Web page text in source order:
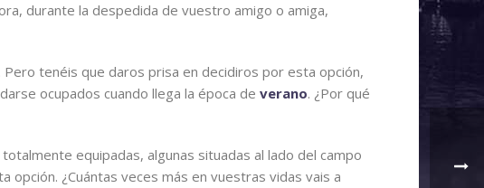
durante la despedida de vuestro amigo o amiga,
tenéis que daros prisa en decidiros por esta opción,
ocupados cuando llega la época de verano. ¿Por qué
equipadas, algunas situadas al lado del campo
opción. ¿Cuántas veces más en vuestras vidas vais a